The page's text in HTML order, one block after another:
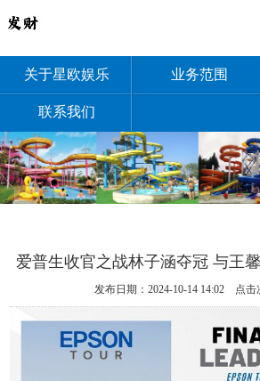
关于星欧娱乐 业务范围
联系我们
爱普生收官之战林子涵夺冠 与王
发布日期：2024-10-14 14:02 点击